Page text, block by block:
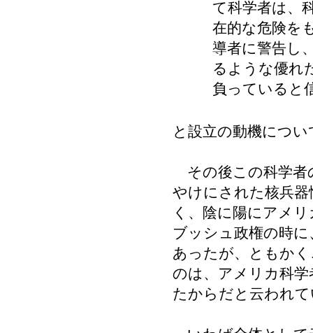
て科学者は、
在的な危険を
導者に警告し
るような優れ
負っていると
と設立の動機につ
その後この科学者
やけにされた核兵
く、陰に陽にアメ
ブッシュ政権の時
あったが、ともか
のは、アメリカ科
たからだと云われ